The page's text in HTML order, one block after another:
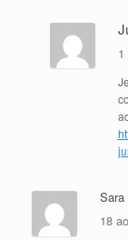
Sara
18